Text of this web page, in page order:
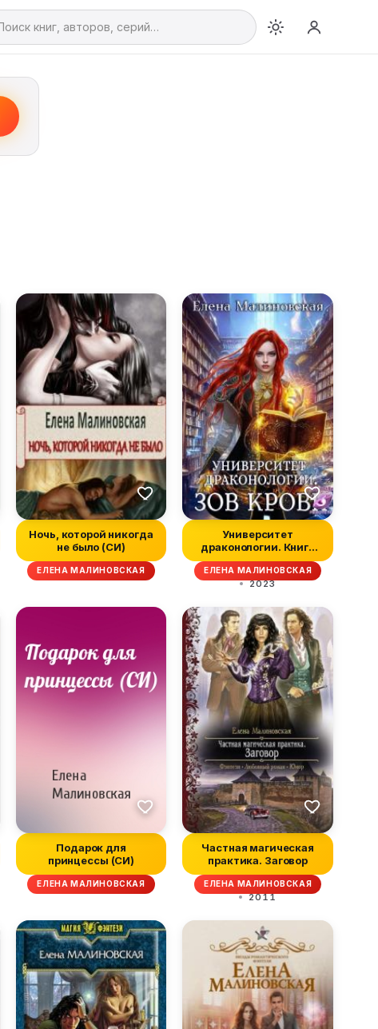
Ночь, которой никогда
не было (СИ)
ЕЛЕНА МАЛИНОВСКАЯ
Университет
драконологии. Книга
вторая. Зов крови
ЕЛЕНА МАЛИНОВСКАЯ
2023
Подарок для
принцессы (СИ)
ЕЛЕНА МАЛИНОВСКАЯ
Частная магическая
практика. Заговор
ЕЛЕНА МАЛИНОВСКАЯ
2011